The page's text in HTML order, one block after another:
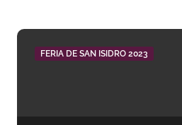
FERIA DE SAN ISIDRO 2023